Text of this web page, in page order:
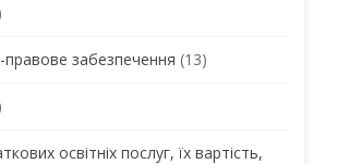
забезпечення (13)
освітніх послуг, їх вартість,